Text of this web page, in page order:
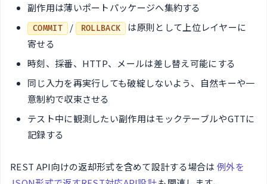
副作用は薄いポートパッケージへ集約する
COMMIT / ROLLBACK
は原則として上位レイヤーに
寄せる
時刻、採番、HTTP、メールは差し替え可能にする
同じ入力を再実行しても破綻しないよう、自然キーや一
意制約で収束させる
テスト中に観測したい副作用はモックテーブルやGTTに
記録する
REST API向けの返却形式を含めて設計する場合は例外を